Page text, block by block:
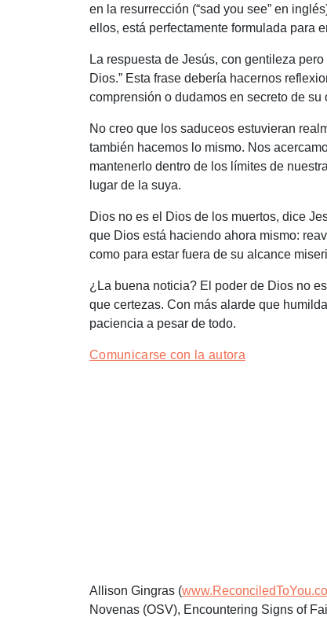
en la resurrección (“sad you see” en
ellos, está perfectamente formulada para
La respuesta de Jesús, con gentileza
Dios.” Esta frase debería hacernos
comprensión o dudamos en secreto de
No creo que los saduceos estuvieran
también hacemos lo mismo. Nos
mantenerlo dentro de los límites de
lugar de la suya.
Dios no es el Dios de los muertos, dice
que Dios está haciendo ahora mismo:
como para estar fuera de su alcance
¿La buena noticia? El poder de Dios no
que certezas. Con más alarde que
paciencia a pesar de todo.
Comunicarse con la autora
Allison Gingras (
Novenas (OSV), Encountering Signs of